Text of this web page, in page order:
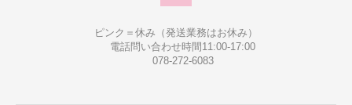
ピンク＝休み（発送業務はお休み）
電話問い合わせ時間11:00-17:00
078-272-6083